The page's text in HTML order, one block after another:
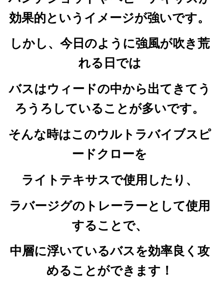
効果的というイメージが強いです。
しかし、今日のように強風が吹き荒
れる日では
バスはウィードの中から出てきてう
ろうろしていることが多いです。
そんな時はこのウルトラバイブスピ
ードクローを
ライトテキサスで使用したり、
ラバージグのトレーラーとして使用
することで、
中層に浮いているバスを効率良く攻
めることができます！